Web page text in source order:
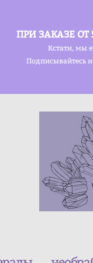
ПРИ ЗАКАЗЕ ОТ
Кстати, мы
Подписывайтесь